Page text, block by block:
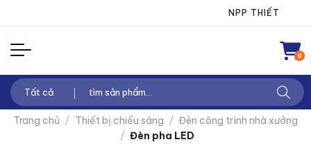
nội
dung
NPP THIẾT BỊ ĐIỆN
0
Tìm
kiếm:
Trang chủ / Thiết bị chiếu sáng / Đèn công trình nhà xưởng
/ Đèn pha LED